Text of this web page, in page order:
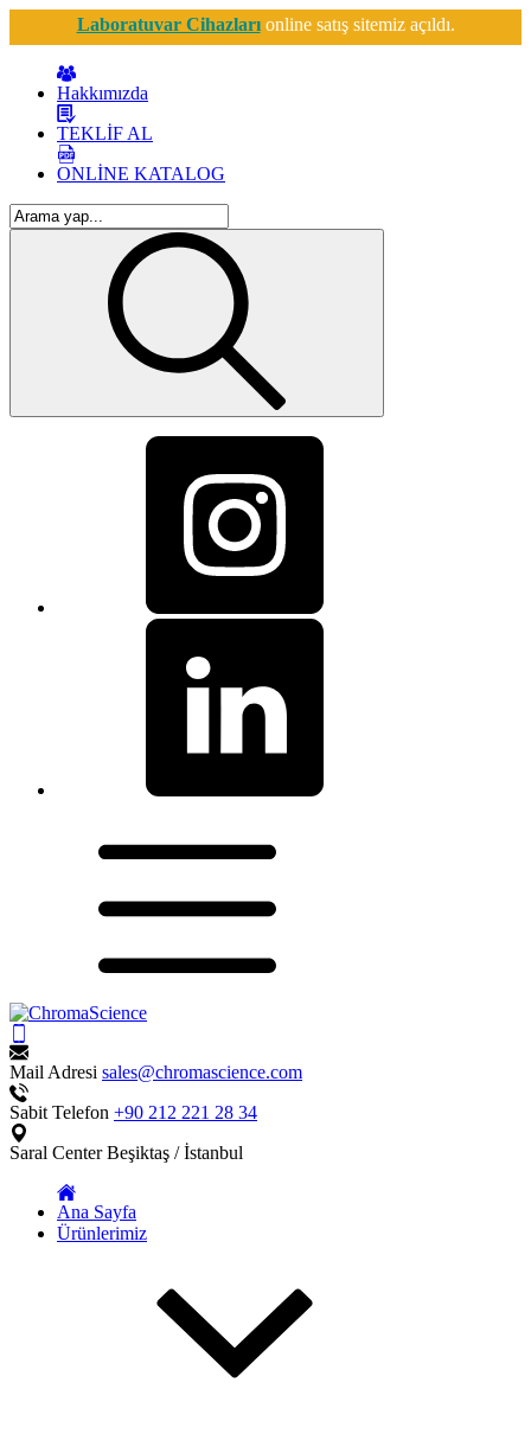
Laboratuvar Cihazlarıonline satış sitemiz açıldı.
Hakkımızda
TEKLİF AL
ONLİNE KATALOG
Mail Adresi sales@chromascience.com
Sabit Telefon +90 212 221 28 34
Saral CenterBeşiktaş / İstanbul
Ana Sayfa
Ürünlerimiz